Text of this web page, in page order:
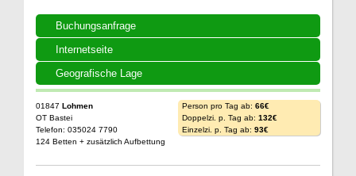
Buchungsanfrage
Internetseite
Geografische Lage
01847 Lohmen
OT Bastei
Telefon: 035024 7790
124 Betten + zusätzlich Aufbettung
Person pro Tag ab: 66€
Doppelzi. p. Tag ab: 132€
Einzelzi. p. Tag ab: 93€